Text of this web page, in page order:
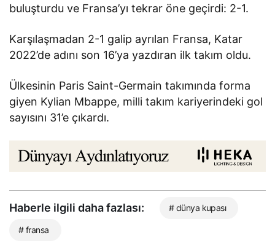
buluşturdu ve Fransa’yı tekrar öne geçirdi: 2-1.
Karşılaşmadan 2-1 galip ayrılan Fransa, Katar
2022’de adını son 16’ya yazdıran ilk takım oldu.
Ülkesinin Paris Saint-Germain takımında forma
giyen Kylian Mbappe, milli takım kariyerindeki gol
sayısını 31’e çıkardı.
Haberle ilgili daha fazlası: # dünya kupası
# fransa